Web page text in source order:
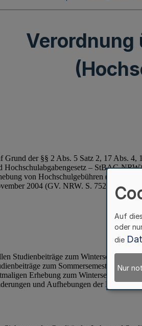
Verordnung
Auf
oder
die
Nur